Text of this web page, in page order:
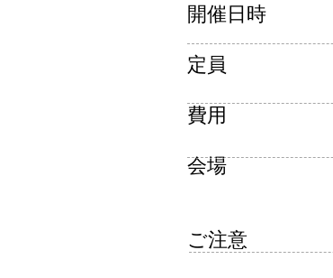
開催日時
定員
費用
会場
ご注意